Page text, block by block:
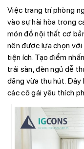
Việc trang trí phòng
vào sự hài hòa trong
món đồ nội thất cơ
nên được lựa chọn
tiện ích. Tạo điểm
trải sàn, đèn ngủ dễ
đãng vừa thu hút. Đây
các cô gái yêu thích